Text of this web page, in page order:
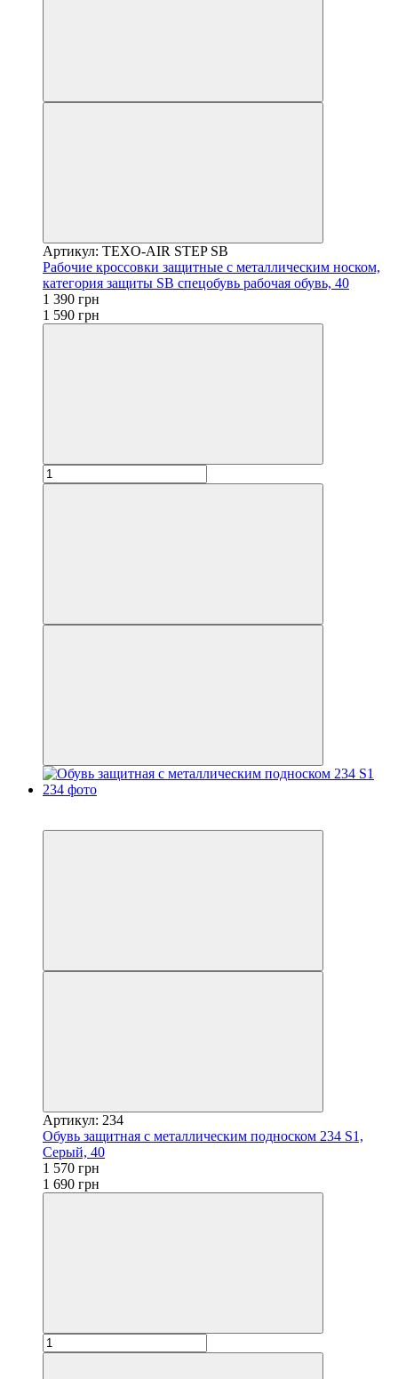
Артикул: TEXO-AIR STEP SB
Рабочие кроссовки защитные с металлическим носком,
категория защиты SВ спецобувь рабочая обувь, 40
1 390 грн
1 590 грн
Артикул: 234
Обувь защитная с металлическим подноском 234 S1,
Серый, 40
1 570 грн
1 690 грн